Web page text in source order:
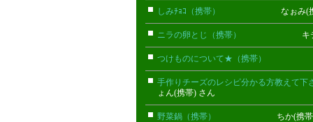
しみﾁｮｺ（携帯） なぉみ(携帯
ニラの卵とじ（携帯） キティ(
つけものについて★（携帯）
手作りチーズのレシピ分かる方教えて下
ょん(携帯) さん
野菜鍋（携帯） ちか(携帯)